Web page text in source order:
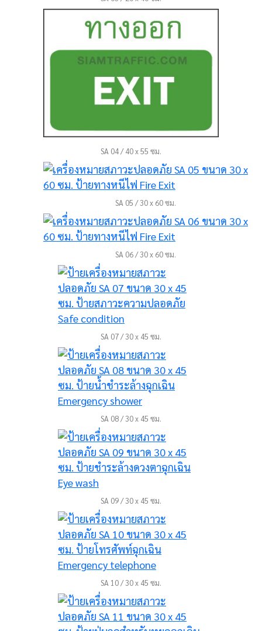
SA 04 / 40 x 55 ซม.
SA 05 / 30 x 60 ซม.
SA 06 / 30 x 60 ซม.
SA 07 / 30 x 45 ซม.
SA 08 / 30 x 45 ซม.
SA 09 / 30 x 45 ซม.
SA 10 / 30 x 45 ซม.